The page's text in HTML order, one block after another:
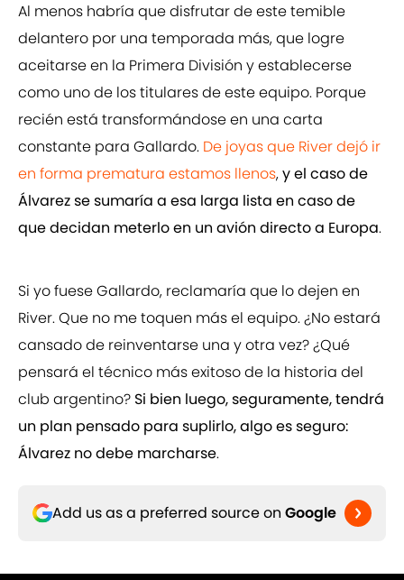
Al menos habría que disfrutar de este temible
delantero por una temporada más, que logre
aceitarse en la Primera División y establecerse
como uno de los titulares de este equipo. Porque
recién está transformándose en una carta
constante para Gallardo. De joyas que River dejó ir
en forma prematura estamos llenos,y el caso de
Álvarez se sumaría a esa larga lista en caso de
que decidan meterlo en un avión directo a Europa.
Si yo fuese Gallardo, reclamaría que lo dejen en
River. Que no me toquen más el equipo. ¿No estará
cansado de reinventarse una y otra vez? ¿Qué
pensará el técnico más exitoso de la historia del
club argentino? Si bien luego, seguramente, tendrá
un plan pensado para suplirlo, algo es seguro:
Álvarez no debe marcharse.
Add us as a preferred source on Google